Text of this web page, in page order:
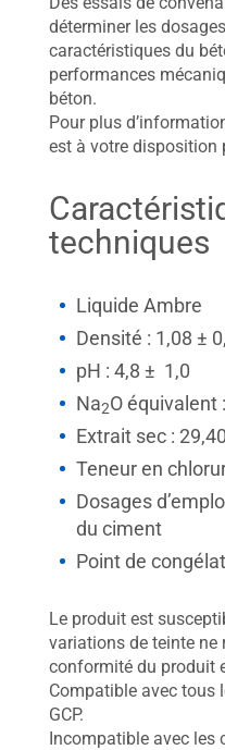
déterminer les
caractéristiques du
performances
béton.
Pour plus
est à votre disposition
techniques
Liquide Ambre
Densité : 1,08 ±
pH : 4,8 ± 1,0
Na2O équivalent
Extrait sec :
Teneur en
Dosages
du ciment
Point de
Le produit est
variations de teinte ne
conformité du produit
Compatible avec tous
GCP.
Incompatible avec les